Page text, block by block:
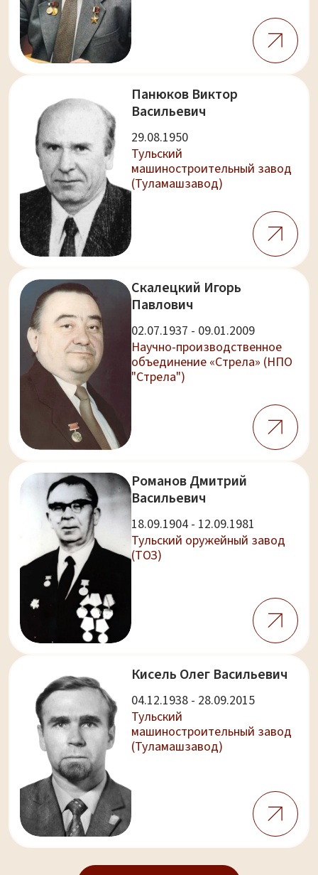
Панюков Виктор
Васильевич
29.08.1950
Тульский
машиностроительный завод
(Туламашзавод)
Скалецкий Игорь
Павлович
02.07.1937 - 09.01.2009
Научно-производственное
объединение «Стрела» (НПО
"Стрела")
Романов Дмитрий
Васильевич
18.09.1904 - 12.09.1981
Тульский оружейный завод
(ТОЗ)
Кисель Олег Васильевич
04.12.1938 - 28.09.2015
Тульский
машиностроительный завод
(Туламашзавод)